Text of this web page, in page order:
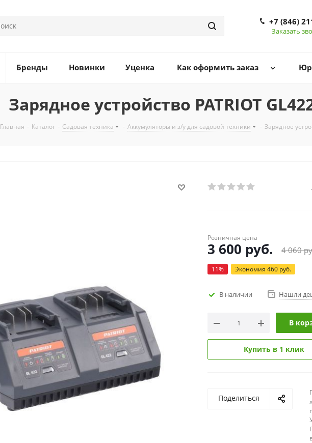
+7 (846)
Заказать
Бренды Новинки Уценка Как оформить заказ
Зарядное устройство PATRIOT
Главная - Каталог - Садовая техника - Аккумуляторы и з/у для садовой техники - Зарядное
Розничная цена
3 600 руб. 4 060
11% Экономия 460 руб.
В наличии Нашли
В
Купить в 1 клик
Поделиться